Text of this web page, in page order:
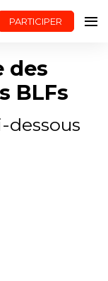
PARTICIPER
des
BLFs
dessous